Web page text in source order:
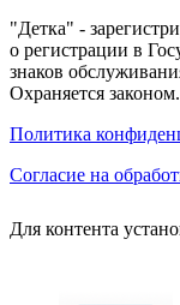
"Детка" -
о регистрации в
знаков
Охраняется законом.
Политика
Согласие на
Для контента